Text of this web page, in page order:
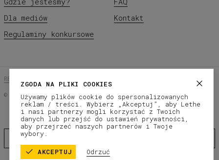
Dla mediów
Regulaminy konkursowe
Kontakt
REGULAMIN SKLEPU
©
2026 LETHE Co.
ZGODA NA PLIKI COOKIES
Używamy plików cookie do spersonalizowanych
reklam / treści. Wybierz „Akceptuj”, aby Lethe
i nasi partnerzy mogli korzystać z Twoich
danych lub przejść do ustawień prywatności,
aby przejrzeć naszych partnerów i Twoje
wybory.
AKCEPTUJ Odrzuć
Subscribe to our newsletter